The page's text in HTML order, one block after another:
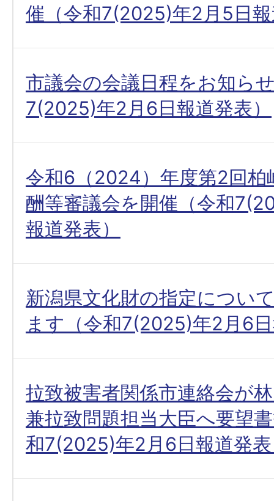
催（令和7(2025)年2月5日
市議会の会議日程をお知ら
7(2025)年2月6日報道発表）
令和6（2024）年度第2回柏
酬等審議会を開催（令和
報道発表）
新潟県文化財の指定につい
ます（令和7(2025)年2月6
拉致被害者関係市連絡会が
兼拉致問題担当大臣へ要望
和7(2025)年2月6日報道発